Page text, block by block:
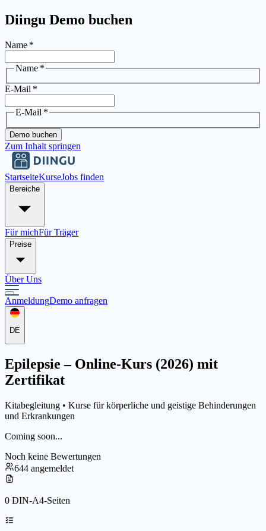
Diingu Demo buchen
Name *
Name *
E-Mail *
E-Mail *
Demo buchen
Zum Inhalt springen
StartseiteKurseJobs finden
Bereiche
Für michFür Träger
Preise
Über Uns
AnmeldungDemo anfragen
DE
Epilepsie – Online-Kurs (2026) mit
Zertifikat
Kitabegleitung • Kurse für körperliche und geistige Behinderungen
und Erkrankungen
Coming soon...
Noch keine Bewertungen
644 angemeldet
0 DIN-A4-Seiten